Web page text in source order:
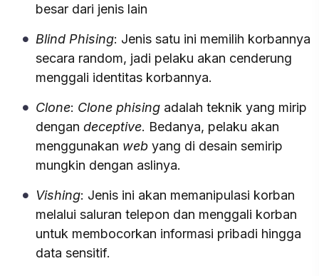
besar dari jenis lain
Blind Phising: Jenis satu ini memilih korbannya
secara random, jadi pelaku akan cenderung
menggali identitas korbannya.
Clone: Clone phising adalah teknik yang mirip
dengan deceptive. Bedanya, pelaku akan
menggunakan web yang di desain semirip
mungkin dengan aslinya.
Vishing: Jenis ini akan memanipulasi korban
melalui saluran telepon dan menggali korban
untuk membocorkan informasi pribadi hingga
data sensitif.